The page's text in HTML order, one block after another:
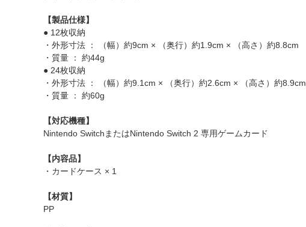
【製品仕様】
● 12枚収納
・外形寸法 ： （幅）約9cm × （奥行）約1.9cm × （高さ）約8.8cm
・質量 ： 約44g
● 24枚収納
・外形寸法 ： （幅）約9.1cm × （奥行）約2.6cm × （高さ）約8.9cm
・質量 ： 約60g
【対応機種】
Nintendo SwitchまたはNintendo Switch 2 専用ゲームカード
【内容品】
・カードケース × 1
【材質】
PP